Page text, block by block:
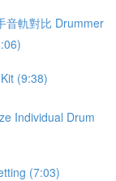
音軌對比 Drummer
(9:38)
Individual Drum
(7:03)